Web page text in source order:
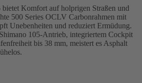
Komfort auf holprigen Straßen und
500 Series OCLV Carbonrahmen mit
Unebenheiten und reduziert Ermüdung.
105-Antrieb, integriertem Cockpit
bis 38 mm, meistert es Asphalt